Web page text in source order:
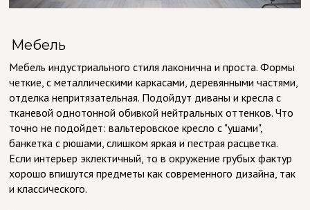
Мебель
Мебель индустриального стиля лаконична и проста. Формы
четкие, с металлическими каркасами, деревянными частями,
отделка непритязательная. Подойдут диваны и кресла с
тканевой однотонной обивкой нейтральных оттенков. Что
точно не подойдет: вальтеровское кресло с "ушами",
банкетка с рюшами, слишком яркая и пестрая расцветка.
Если интерьер эклектичный, то в окружение грубых фактур
хорошо впишутся предметы как современного дизайна, так
и классического.